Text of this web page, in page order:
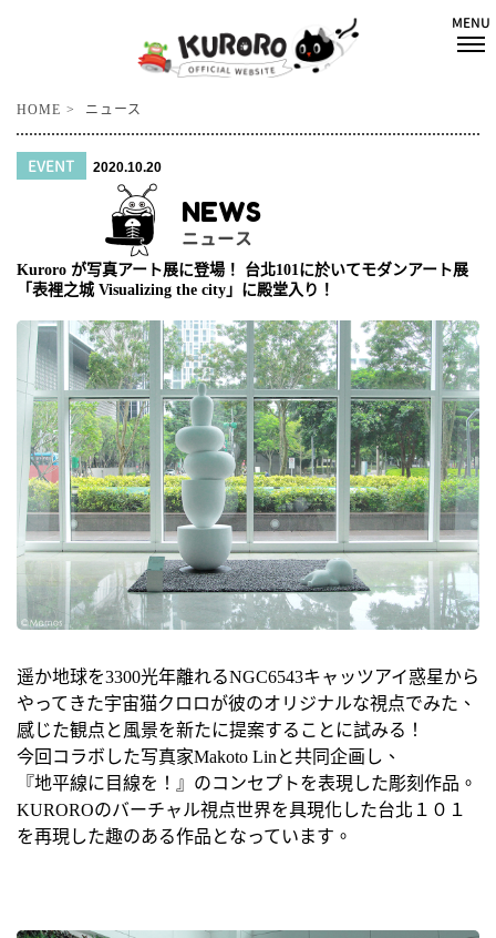
HOME ニュース
EVENT 2020.10.20
NEWS
ニュース
Kuroro が写真アート展に登場！ 台北101に於いてモダンアート展
「表裡之城 Visualizing the city」に殿堂入り！
遥か地球を3300光年離れるNGC6543キャッツアイ惑星から
やってきた宇宙猫クロロが彼のオリジナルな視点でみた、
感じた観点と風景を新たに提案することに試みる！
今回コラボした写真家Makoto Linと共同企画し、
『地平線に目線を！』のコンセプトを表現した彫刻作品。
KUROROのバーチャル視点世界を具現化した台北１０１
を再現した趣のある作品となっています。